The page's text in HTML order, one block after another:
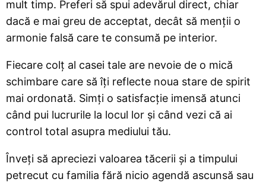
mult timp. Preferi să spui adevărul direct, chiar
dacă e mai greu de acceptat, decât să menții o
armonie falsă care te consumă pe interior.
Fiecare colț al casei tale are nevoie de o mică
schimbare care să îți reflecte noua stare de spirit
mai ordonată. Simți o satisfacție imensă atunci
când pui lucrurile la locul lor și când vezi că ai
control total asupra mediului tău.
Înveți să apreciezi valoarea tăcerii și a timpului
petrecut cu familia fără nicio agendă ascunsă sau